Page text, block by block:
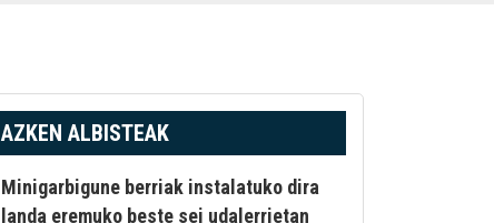
AZKEN ALBISTEAK
Minigarbigune berriak instalatuko dira
landa eremuko beste sei udalerrietan